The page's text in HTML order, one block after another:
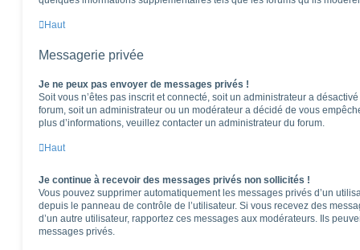
Haut
Messagerie privée
Je ne peux pas envoyer de messages privés !
Soit vous n’êtes pas inscrit et connecté, soit un administrateur a
forum, soit un administrateur ou un modérateur a décidé de vous
plus d’informations, veuillez contacter un administrateur du forum.
Haut
Je continue à recevoir des messages privés non sollicités !
Vous pouvez supprimer automatiquement les messages privés d’un
depuis le panneau de contrôle de l’utilisateur. Si vous recevez des
d’un autre utilisateur, rapportez ces messages aux modérateurs. Ils
messages privés.